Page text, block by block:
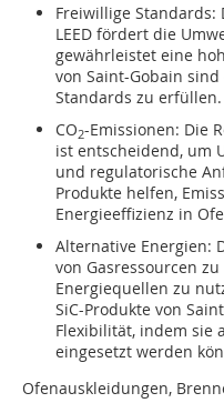
Freiwillige Standards:
LEED fördert die
gewährleistet eine
von Saint-Gobain
Standards zu erfüllen.
CO2-Emissionen: Die
ist entscheidend, um
und regulatorische
Produkte helfen,
Energieeffizienz in
Alternative Energien:
von Gasressourcen
Energiequellen zu
SiC-Produkte von
Flexibilität, indem sie
eingesetzt werden
Ofenauskleidungen,